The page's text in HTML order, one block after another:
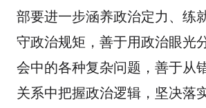
部要进一步涵养政治定力、练
守政治规矩，善于用政治眼光
会中的各种复杂问题，善于从
关系中把握政治逻辑，坚决落